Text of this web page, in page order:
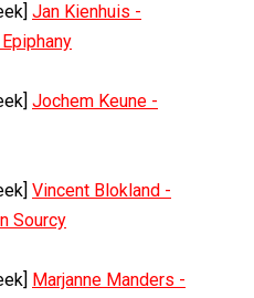
Jan Kienhuis -
Jochem Keune -
Vincent Blokland -
Sourcy
Marjanne Manders -